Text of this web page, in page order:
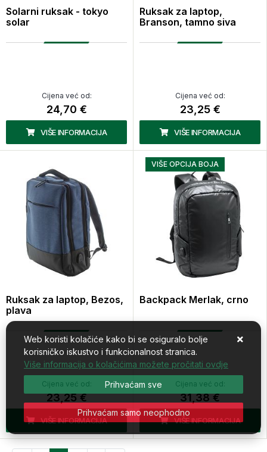
Solarni ruksak - tokyo
solar
Cijena već od:
24,70 €
VIŠE INFORMACIJA
Ruksak za laptop,
Branson, tamno siva
Cijena već od:
23,25 €
VIŠE INFORMACIJA
Ruksak za laptop, Bezos,
plava
Cijena već od:
23,25 €
VIŠE INFORMACIJA
VIŠE OPCIJA BOJA
Backpack Merlak, crno
Cijena već od:
31,38 €
VIŠE INFORMACIJA
Web koristi kolačiće kako bi se osiguralo bolje
korisničko iskustvo i funkcionalnost stranica.
Više informacija o kolačićima možete pročitati ovdje
Prihvaćam sve
Prihvaćam samo neophodno